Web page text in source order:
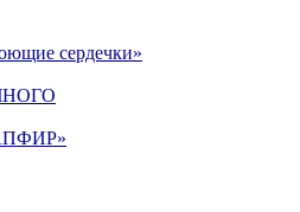
сердечки»